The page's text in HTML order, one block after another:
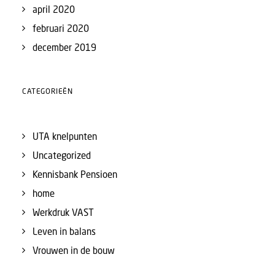
april 2020
februari 2020
december 2019
CATEGORIEËN
UTA knelpunten
Uncategorized
Kennisbank Pensioen
home
Werkdruk VAST
Leven in balans
Vrouwen in de bouw